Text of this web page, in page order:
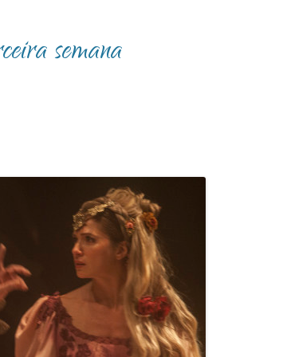
semana